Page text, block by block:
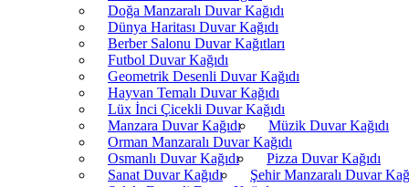
Doğa Manzaralı Duvar Kağıdı
Dünya Haritası Duvar Kağıdı
Berber Salonu Duvar Kağıtları
Futbol Duvar Kağıdı
Geometrik Desenli Duvar Kağıdı
Hayvan Temalı Duvar Kağıdı
Lüx İnci Çicekli Duvar Kağıdı
Manzara Duvar Kağıdı
Müzik Duvar Kağıdı
Orman Manzaralı Duvar Kağıdı
Osmanlı Duvar Kağıdı
Pizza Duvar Kağıdı
Sanat Duvar Kağıdı
Şehir Manzaralı Duvar